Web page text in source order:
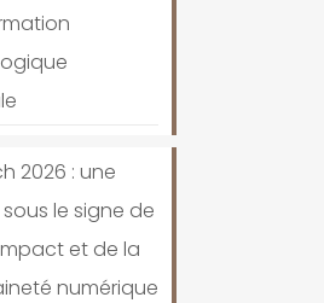
2026 : une
le signe de
et de la
numérique